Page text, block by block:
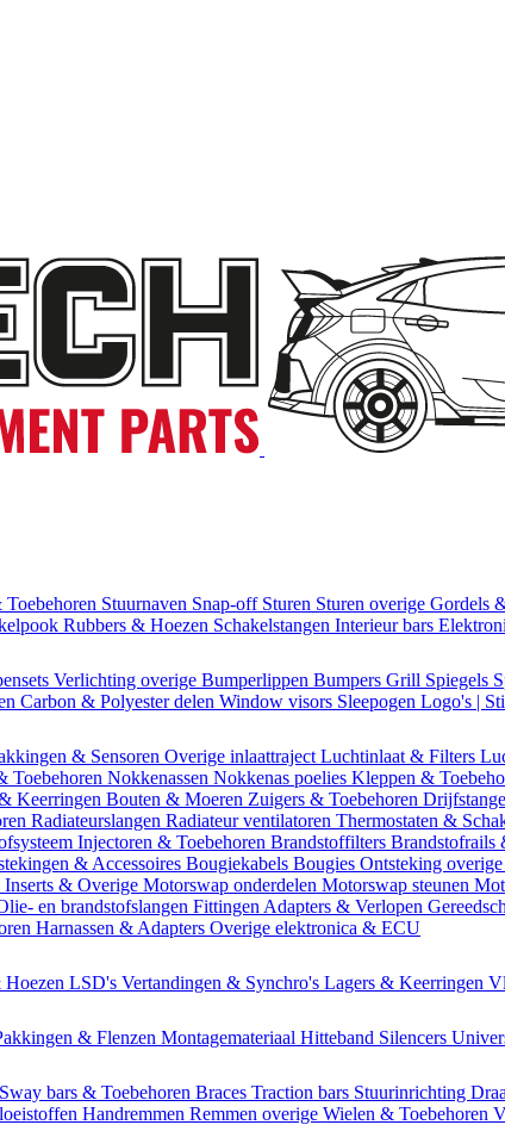
Toebehoren Stuurnaven Snap-off Sturen Sturen overige Gordels
Rubbers & Hoezen Schakelstangen Interieur bars
Verlichting overige Bumperlippen Bumpers Grill Spiegels
Carbon & Polyester delen Window visors Sleepogen Logo's |
& Sensoren Overige inlaattraject Luchtinlaat & Filters
Toebehoren Nokkenassen Nokkenas poelies Kleppen &
Keerringen Bouten & Moeren Zuigers & Toebehoren
Radiateurslangen Radiateur ventilatoren Thermostaten &
Injectoren & Toebehoren Brandstoffilters Brandstofrails
& Accessoires Bougiekabels Bougies Ontsteking overige
Inserts & Overige Motorswap onderdelen Motorswap steunen
en brandstofslangen Fittingen Adapters & Verlopen
Harnassen & Adapters Overige elektronica & ECU
LSD's Vertandingen & Synchro's Lagers & Keerringen
& Flenzen Montagemateriaal Hitteband Silencers
Sway bars & Toebehoren Braces Traction bars Stuurinrichting
Handremmen Remmen overige Wielen & Toebehoren